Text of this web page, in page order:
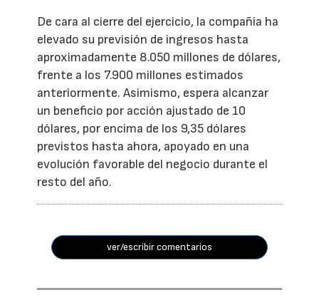
De cara al cierre del ejercicio, la compañía ha
elevado su previsión de ingresos hasta
aproximadamente 8.050 millones de dólares,
frente a los 7.900 millones estimados
anteriormente. Asimismo, espera alcanzar
un beneficio por acción ajustado de 10
dólares, por encima de los 9,35 dólares
previstos hasta ahora, apoyado en una
evolución favorable del negocio durante el
resto del año.
ver/escribir comentarios